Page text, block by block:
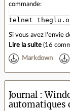
commande:
telnet
Si vous avez l'envie
Lire la suite (16
Markdown
Journal
automatiques